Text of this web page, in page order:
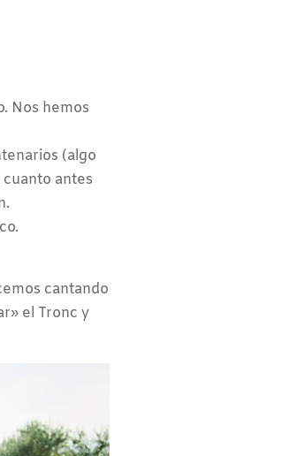
Nos hemos
(algo
cuanto antes
cantando
el Tronc y